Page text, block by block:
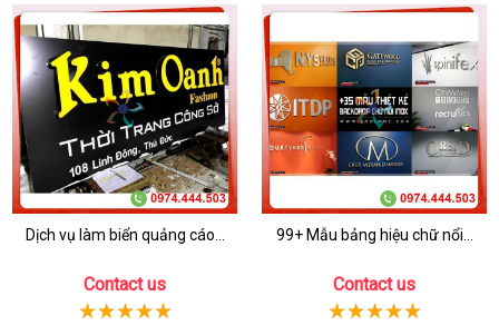
Dịch vụ làm biển quảng cáo...
Contact us
99+ Mẫu bảng hiệu chữ nổi...
Contact us